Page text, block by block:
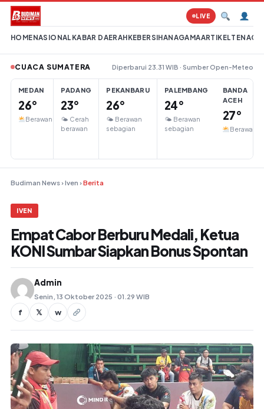
Lompat ke konten
HOMENASIONAL KABAR DAERAHKEBERSIHANAGAMAARTIKELTENAGA
LIVE
CUACA SUMATERA Diperbarui 23.31 WIB · Sumber Open-Meteo
MEDAN
26°
Berawan
PADANG
23°
🌤 Cerah
berawan
PEKANBARU
26°
🌤 Berawan
sebagian
PALEMBANG
24°
🌤 Berawan
sebagian
BANDA
ACEH
27°
Berawan
Budiman News ›Iven ›Berita
IVEN
Empat Cabor Berburu Medali, Ketua
KONI Sumbar Siapkan Bonus Spontan
Admin
Senin, 13 Oktober 2025 · 01.29 WIB
f 𝕏 w